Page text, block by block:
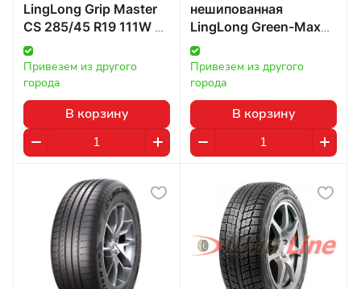
LingLong Grip Master
CS 285/45 R19 111W в
Казахстане
Привезем из другого
города
В корзину
нешипованная
LingLong Green-Max
Winter Ice I-15 285/45
R19 107T в Казахстане
Привезем из другого
города
В корзину